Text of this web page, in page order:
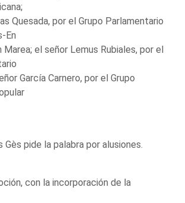
Quesada, por el Grupo Parlamentario
En
Marea; el señor Lemus Rubiales, por el
García Carnero, por el Grupo
Gès pide la palabra por alusiones.
con la incorporación de la